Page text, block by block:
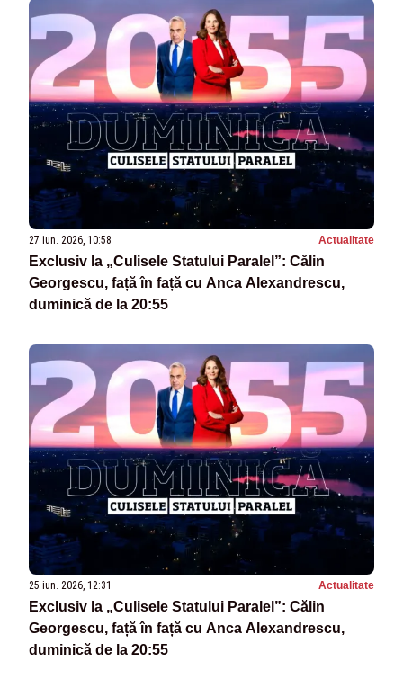
27 iun. 2026, 10:58 Actualitate
Exclusiv la „Culisele Statului Paralel”: Călin
Georgescu, față în față cu Anca Alexandrescu,
duminică de la 20:55
25 iun. 2026, 12:31 Actualitate
Exclusiv la „Culisele Statului Paralel”: Călin
Georgescu, față în față cu Anca Alexandrescu,
duminică de la 20:55